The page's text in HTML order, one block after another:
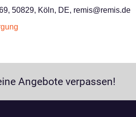
50829, Köln, DE, remis@remis.de
Angebote verpassen!